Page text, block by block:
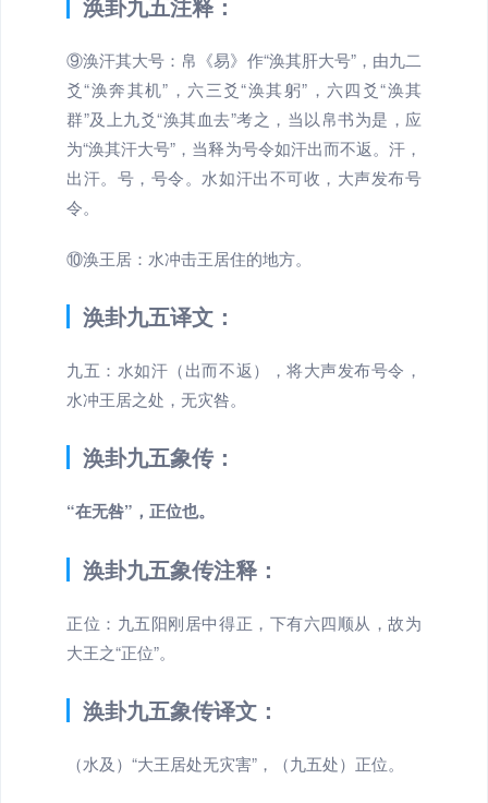
⑨涣汗其大号：帛《易》作“涣其肝大号”，由九二
爻“涣奔其机”，六三爻“涣其躬”，六四爻“涣其
群”及上九爻“涣其血去”考之，当以帛书为是，应
为“涣其汗大号”，当释为号令如汗出而不返。汗，
出汗。号，号令。水如汗出不可收，大声发布号
令。
⑩涣王居：水冲击王居住的地方。
涣卦九五译文：
九五：水如汗（出而不返），将大声发布号令，
水冲王居之处，无灾咎。
涣卦九五象传：
“在无咎”，正位也。
涣卦九五象传注释：
正位：九五阳刚居中得正，下有六四顺从，故为
大王之“正位”。
涣卦九五象传译文：
（水及）“大王居处无灾害”，（九五处）正位。